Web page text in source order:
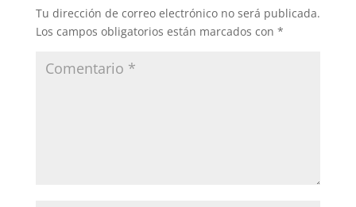
Tu dirección de correo electrónico no será publicada.
Los campos obligatorios están marcados con *